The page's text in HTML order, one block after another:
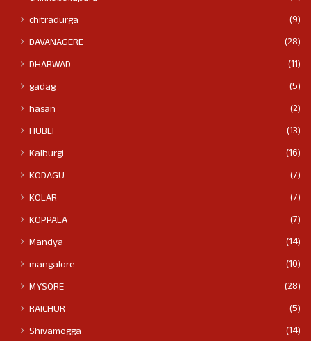
chitradurga
(9)
DAVANAGERE
(28)
DHARWAD
(11)
gadag
(5)
hasan
(2)
HUBLI
(13)
Kalburgi
(16)
KODAGU
(7)
KOLAR
(7)
KOPPALA
(7)
Mandya
(14)
mangalore
(10)
MYSORE
(28)
RAICHUR
(5)
Shivamogga
(14)